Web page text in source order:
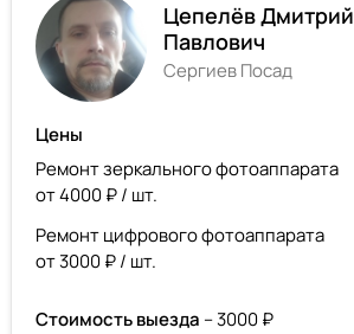
Цепелёв Дмитрий
Павлович
Сергиев Посад
Цены
Ремонт зеркального фотоаппарата
от 4000 ₽ / шт.
Ремонт цифрового фотоаппарата
от 3000 ₽ / шт.
Стоимость выезда – 3000 ₽